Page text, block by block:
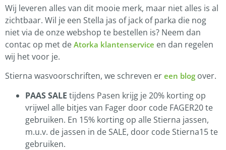
Wij leveren alles van dit mooie merk, maar niet alles is al
zichtbaar. Wil je een Stella jas of jack of parka die nog
niet via de onze webshop te bestellen is? Neem dan
contac op met de Atorka klantenservice en dan regelen
wij het voor je.
Stierna wasvoorschriften, we schreven er een blog over.
PAAS SALE tijdens Pasen krijg je 20% korting op
vrijwel alle bitjes van Fager door code FAGER20 te
gebruiken. En 15% korting op alle Stierna jassen,
m.u.v. de jassen in de SALE, door code Stierna15 te
gebruiken.